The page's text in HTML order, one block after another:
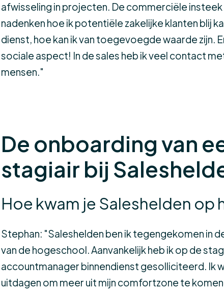
afwisseling in projecten. De commerciële
nadenken hoe ik potentiële zakelijke klanten blij
dienst, hoe kan ik van toegevoegde waarde zijn.
sociale aspect! In de sales heb ik veel contact
mensen."
De onboarding van
stagiair bij
Hoe kwam je Saleshelden op
Stephan: "Saleshelden ben ik tegengekomen in
van de hogeschool. Aanvankelijk heb ik op de
accountmanager binnendienst gesolliciteerd. Ik
uitdagen om meer uit mijn comfortzone te